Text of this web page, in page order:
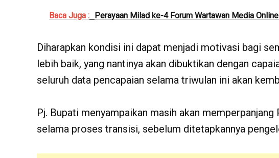
Baca Juga : Perayaan Milad ke-4 Forum Wartawan Media
Diharapkan kondisi ini dapat menjadi motivasi bagi
lebih baik, yang nantinya akan dibuktikan dengan
seluruh data pencapaian selama triwulan ini akan
Pj. Bupati menyampaikan masih akan
selama proses transisi, sebelum ditetapkannya